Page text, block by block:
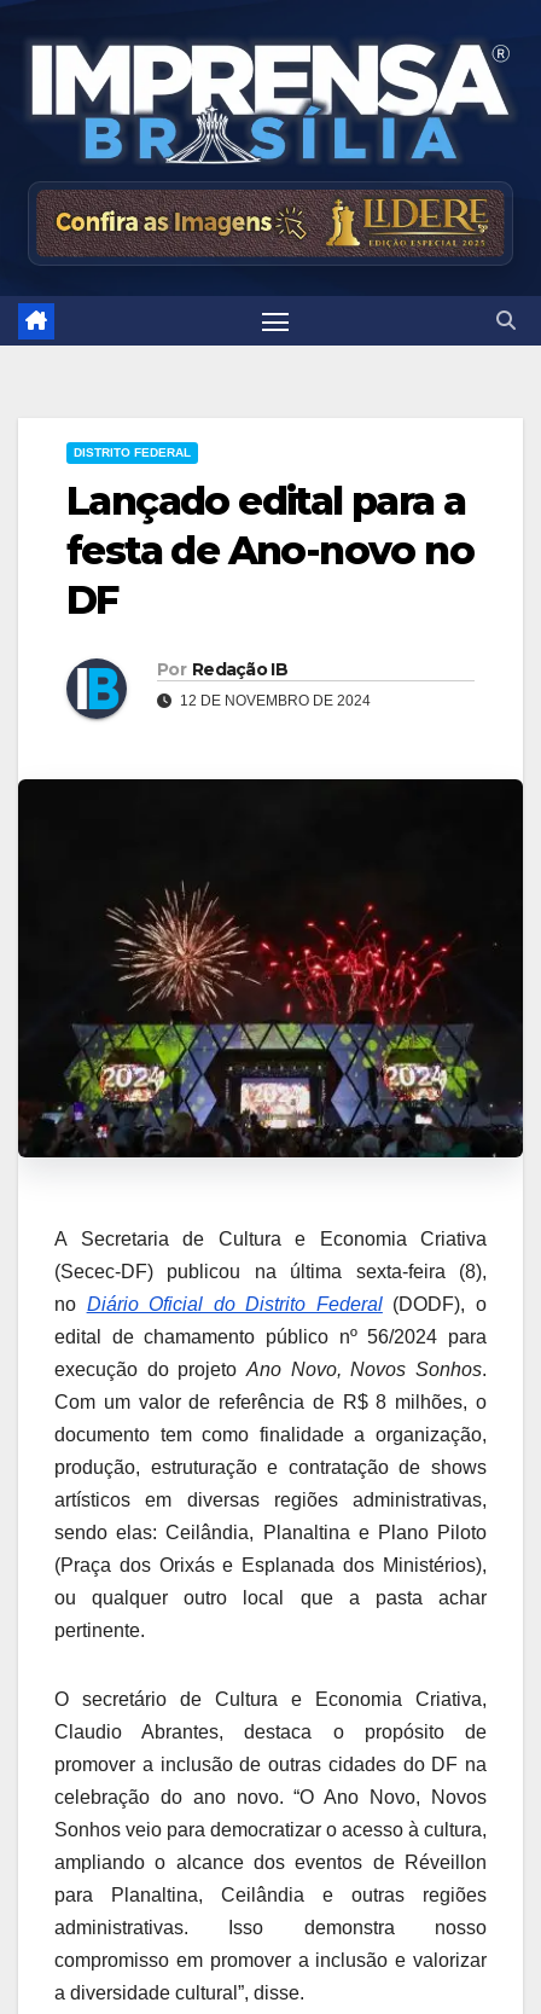
DISTRITO FEDERAL
Lançado edital para a
festa de Ano-novo no
DF
Por Redação IB
12 DE NOVEMBRO DE 2024
A Secretaria de Cultura e Economia Criativa
(Secec-DF) publicou na última sexta-feira (8),
no Diário Oficial do Distrito Federal(DODF), o
edital de chamamento público nº 56/2024 para
execução do projeto Ano Novo, Novos Sonhos.
Com um valor de referência de R$ 8 milhões, o
documento tem como finalidade a organização,
produção, estruturação e contratação de shows
artísticos em diversas regiões administrativas,
sendo elas: Ceilândia, Planaltina e Plano Piloto
(Praça dos Orixás e Esplanada dos Ministérios),
ou qualquer outro local que a pasta achar
pertinente.
O secretário de Cultura e Economia Criativa,
Claudio Abrantes, destaca o propósito de
promover a inclusão de outras cidades do DF na
celebração do ano novo. “O Ano Novo, Novos
Sonhos veio para democratizar o acesso à cultura,
ampliando o alcance dos eventos de Réveillon
para Planaltina, Ceilândia e outras regiões
administrativas. Isso demonstra nosso
compromisso em promover a inclusão e valorizar
a diversidade cultural”, disse.